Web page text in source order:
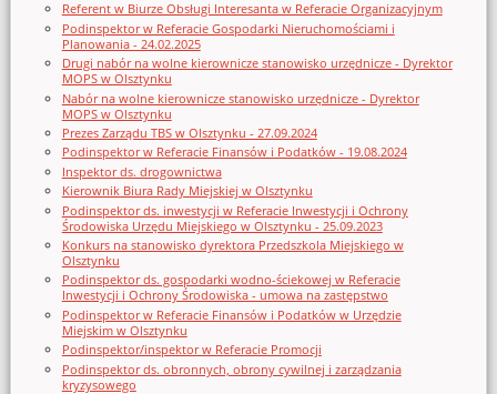
Referent w Biurze Obsługi Interesanta w Referacie Organizacyjnym
Podinspektor w Referacie Gospodarki Nieruchomościami i
Planowania - 24.02.2025
Drugi nabór na wolne kierownicze stanowisko urzędnicze - Dyrektor
MOPS w Olsztynku
Nabór na wolne kierownicze stanowisko urzędnicze - Dyrektor
MOPS w Olsztynku
Prezes Zarządu TBS w Olsztynku - 27.09.2024
Podinspektor w Referacie Finansów i Podatków - 19.08.2024
Inspektor ds. drogownictwa
Kierownik Biura Rady Miejskiej w Olsztynku
Podinspektor ds. inwestycji w Referacie Inwestycji i Ochrony
Środowiska Urzędu Miejskiego w Olsztynku - 25.09.2023
Konkurs na stanowisko dyrektora Przedszkola Miejskiego w
Olsztynku
Podinspektor ds. gospodarki wodno-ściekowej w Referacie
Inwestycji i Ochrony Środowiska - umowa na zastępstwo
Podinspektor w Referacie Finansów i Podatków w Urzędzie
Miejskim w Olsztynku
Podinspektor/inspektor w Referacie Promocji
Podinspektor ds. obronnych, obrony cywilnej i zarządzania
kryzysowego